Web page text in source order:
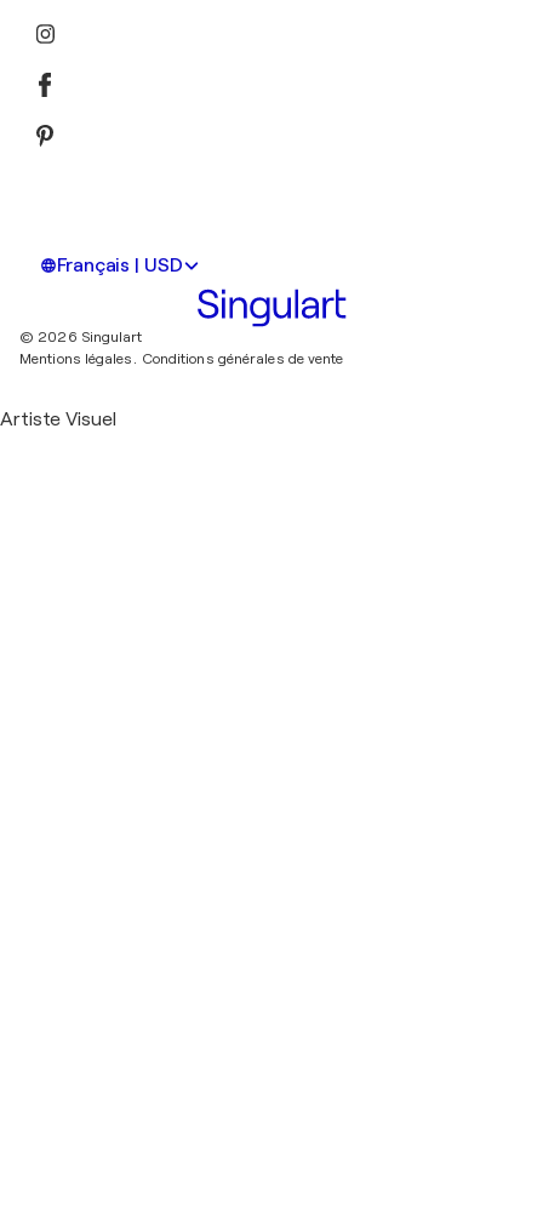
Français | USD
© 2026 Singulart
Mentions légales.
Conditions générales de vente
Artiste Visuel